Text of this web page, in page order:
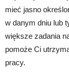
mieć jasno
w danym dniu lub
większe zadania
pomoże Ci
pracy.